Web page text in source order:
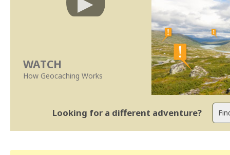
WATCH
How Geocaching Works
Looking for a different adventure?